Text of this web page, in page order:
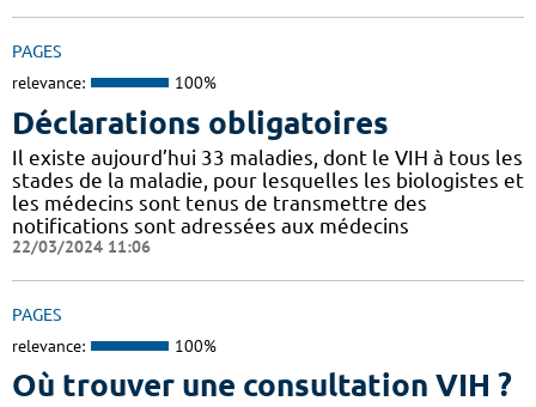
PAGES
relevance: 100%
Déclarations obligatoires
Il existe aujourd’hui 33 maladies, dont le VIH à tous les
stades de la maladie, pour lesquelles les biologistes et
les médecins sont tenus de transmettre des
notifications sont adressées aux médecins
22/03/2024 11:06
PAGES
relevance: 100%
Où trouver une consultation VIH ?